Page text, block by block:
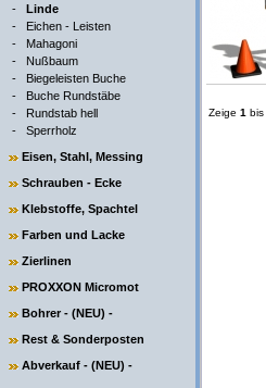
- Linde
- Eichen - Leisten
- Mahagoni
- Nußbaum
- Biegeleisten Buche
- Buche Rundstäbe
- Rundstab hell
- Sperrholz
Eisen, Stahl, Messing
Schrauben - Ecke
Klebstoffe, Spachtel
Farben und Lacke
Zierlinen
PROXXON Micromot
Bohrer - (NEU) -
Rest & Sonderposten
Abverkauf - (NEU) -
Zeige 1 bis